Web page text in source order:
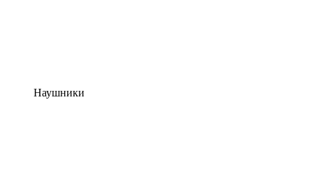
Наушники